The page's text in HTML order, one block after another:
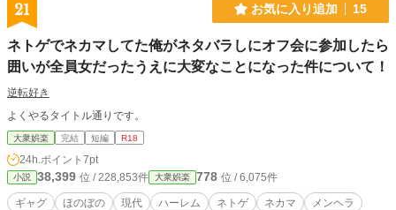
21 お気に入り追加 15
ネトゲでネカマしてた俺がネタバラしにオフ会に参加したら
囲いが全員女だったうえに大変なことになった件について！
逆転好き
よくやるタイトル通りです。
大衆娯楽 完結 短編 R18
24h.ポイント 7pt
小説 38,399 位 / 228,853件 大衆娯楽 778 位 / 6,075件
ギャグ ほのぼの 現代 ハーレム ネトゲ ネカマ
メンヘラ